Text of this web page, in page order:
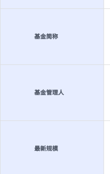
基金简称
基金管理人
最新规模